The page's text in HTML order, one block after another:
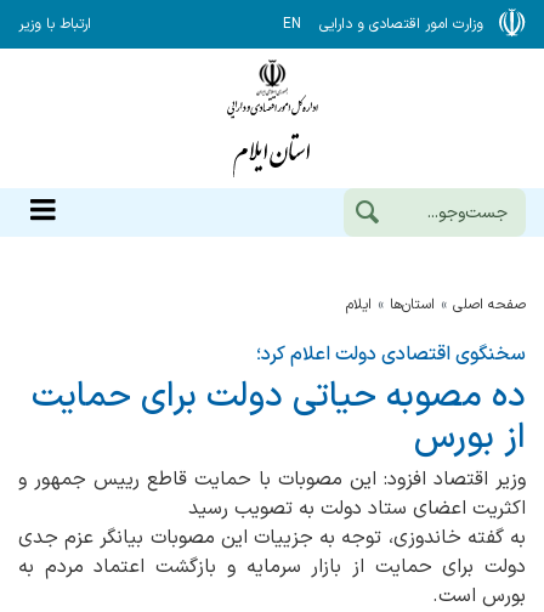
وزارت امور اقتصادی و دارایی EN ارتباط با وزیر
صفحه اصلی استان‌ها ایلام
سخنگوی اقتصادی دولت اعلام کرد؛
ده مصوبه حیاتی دولت برای حمایت
از بورس
وزیر اقتصاد افزود: این مصوبات با حمایت قاطع رییس جمهور و
اکثریت اعضای ستاد دولت به تصویب رسید
به گفته خاندوزی، توجه به جزییات این مصوبات بیانگر عزم جدی
دولت برای حمایت از بازار سرمایه و بازگشت اعتماد مردم به
بورس است.